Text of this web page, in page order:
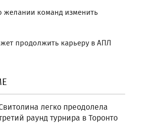
команд изменить
продолжить карьеру в АПЛ
легко преодолела
раунд турнира в Торонто